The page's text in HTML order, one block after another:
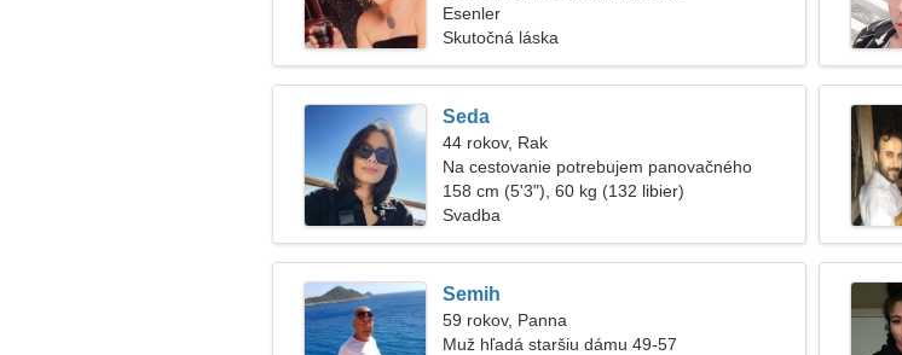
Esenler
Skutočná láska
Seda
44 rokov, Rak
Na cestovanie potrebujem panovačného
muža
158 cm (5'3"), 60 kg (132 libier)
Svadba
Semih
59 rokov, Panna
Muž hľadá staršiu dámu 49-57